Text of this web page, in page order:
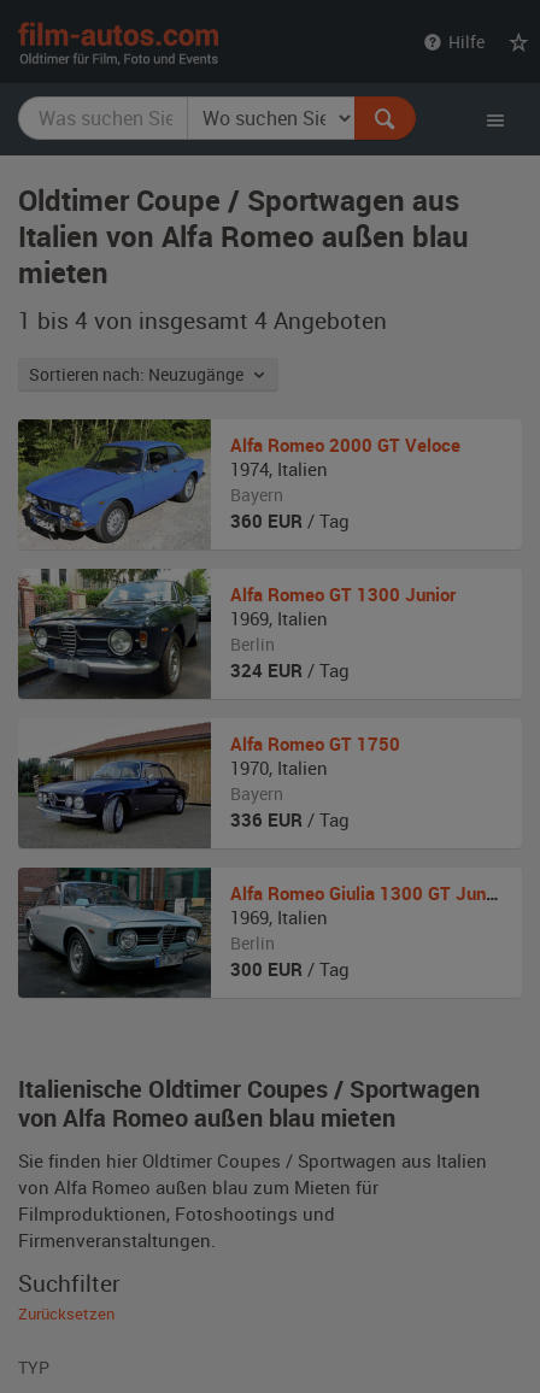
Hilfe
Oldtimer Coupe / Sportwagen aus
Italien von Alfa Romeo außen blau
mieten
1 bis 4 von insgesamt 4 Angeboten
Sortieren nach: Neuzugänge
Italienische Oldtimer Coupes / Sportwagen
von Alfa Romeo außen blau mieten
Sie finden hier Oldtimer Coupes / Sportwagen aus Italien
von Alfa Romeo außen blau zum Mieten für
Filmproduktionen, Fotoshootings und
Firmenveranstaltungen.
Alfa Romeo 2000 GT Veloce
1974, Italien
Bayern
360 EUR / Tag
Alfa Romeo GT 1300 Junior
1969, Italien
Berlin
324 EUR / Tag
Alfa Romeo GT 1750
1970, Italien
Bayern
336 EUR / Tag
Alfa Romeo Giulia 1300 GT Junior
1969, Italien
Berlin
300 EUR / Tag
Suchfilter
Zurücksetzen
TYP